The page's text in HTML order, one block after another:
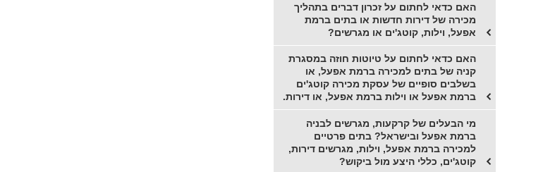
האם כדאי לחתום על זכרון דברים בתהליך
מכירה של דירות חדשות או בתים ברמת
אפעל, וילות, קוטג'ים או מגרשים?
האם כדאי לחתום על טיוטות חוזה במסגרת
קניה של בתים למכירה ברמת אפעל, או
בשלבים סופיים של עסקת מכירה קוטג'ים
ברמת אפעל או וילות ברמת אפעל, או דירות.
מי הבעלים של קרקעות, מגרשים לבניה
ברמת אפעל ובישראל? בתים פרטיים
למכירה ברמת אפעל, וילות, מגרשים דירות,
קוטג'ים, כללי היצע מול ביקוש?